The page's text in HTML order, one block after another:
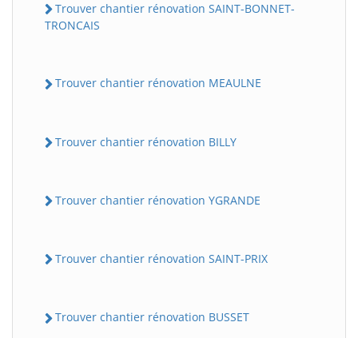
Trouver chantier rénovation SAINT-BONNET-
TRONCAIS
Trouver chantier rénovation MEAULNE
Trouver chantier rénovation BILLY
Trouver chantier rénovation YGRANDE
Trouver chantier rénovation SAINT-PRIX
Trouver chantier rénovation BUSSET